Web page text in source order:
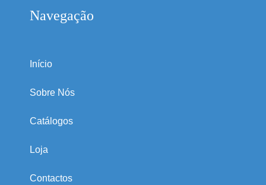
Navegação
Início
Sobre Nós
Catálogos
Loja
Contactos